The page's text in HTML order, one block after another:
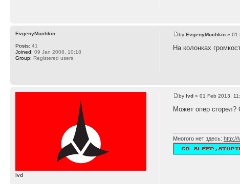
byEvgenyMuchkin » 01
На колонках
EvgenyMuchkin
Posts: 41
Joined: 09 Jan 2008, 10:18
Group: Registered users
bylvd » 01 Feb 2013,
Может опер сгорел?
Многого нет здесь:http://
lvd